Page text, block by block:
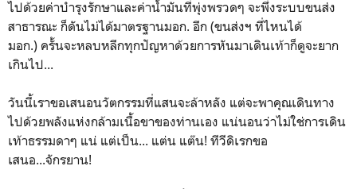
ไปด้วยค่าบำรุงรักษาและค่าน้ำมันที่พุ่งพรวดๆ จะพึ่งระบบขนส่ง
สาธารณะ ก็ดันไม่ได้มาตรฐานมอก. อีก (ขนส่งฯ ที่ไหนได้
มอก.) ครั้นจะหลบหลีกทุกปัญหาด้วยการหันมาเดินเท้าก็ดูจะยาก
เกินไป...
วันนี้เราขอเสนอนวัตกรรมที่แสนจะล้าหลัง แต่จะพาคุณเดินทาง
ไปด้วยพลังแห่งกล้ามเนื้อขาของท่านเอง แน่นอนว่าไม่ใช่การเดิน
เท้าธรรมดาๆ แน่ แต่เป็น... แต่น แต๊น! ทีวีดิเรกขอ
เสนอ...จักรยาน!